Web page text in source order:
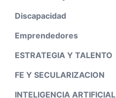
Discapacidad
Emprendedores
ESTRATEGIA Y TALENTO
FE Y SECULARIZACION
INTELIGENCIA ARTIFICIAL